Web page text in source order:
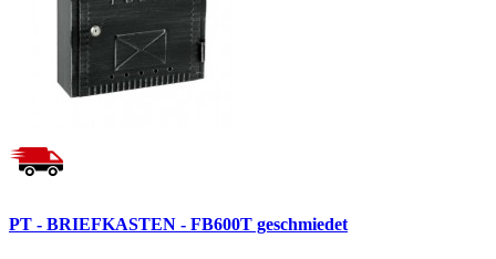
PT - BRIEFKASTEN - FB600T geschmiedet